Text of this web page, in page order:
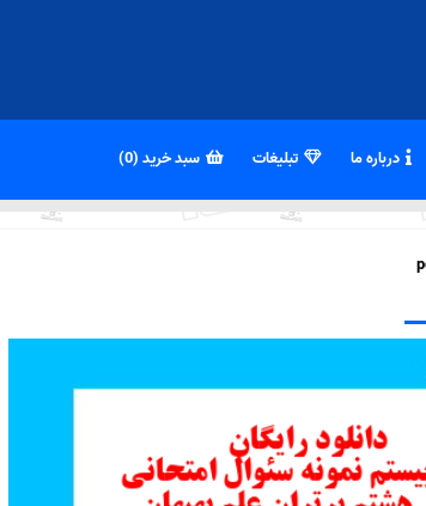
درباره ما تبلیغات سبد خرید (0)